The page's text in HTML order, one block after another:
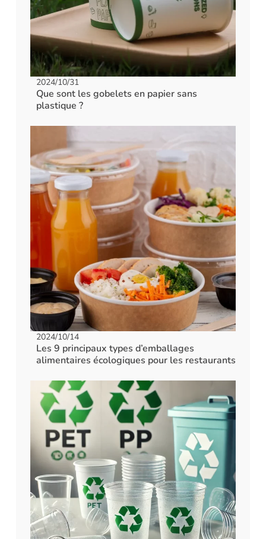
2024/10/31
Que sont les gobelets en papier sans
plastique ?
2024/10/14
Les 9 principaux types d’emballages
alimentaires écologiques pour les restaurants